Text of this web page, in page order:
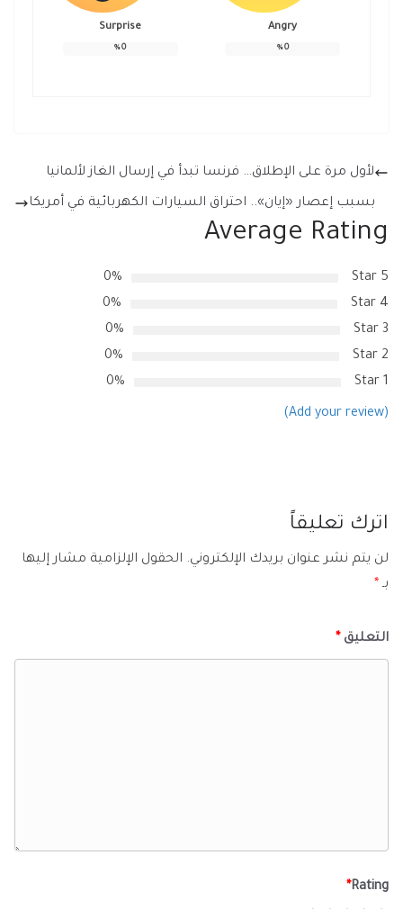
Angry
0
%
Surprise
0
%
لأول مرة على الإطلاق… فرنسا تبدأ في إرسال الغاز لألمانيا
بسبب إعصار «إيان».. احتراق السيارات الكهربائية في أمريكا
Average Rating
5 Star
0%
4 Star
0%
3 Star
0%
2 Star
0%
1 Star
0%
(Add your review)
اترك تعليقاً
لن يتم نشر عنوان بريدك الإلكتروني. الحقول الإلزامية مشار إليها
بـ *
التعليق *
Rating
*